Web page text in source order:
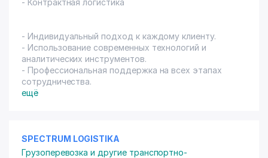
- Контрактная логистика
- Индивидуальный подход к каждому клиенту.
- Использование современных технологий и
аналитических инструментов.
- Профессиональная поддержка на всех этапах
сотрудничества.
ещё
SPECTRUM LOGISTIKA
Грузоперевозка и другие транспортно-